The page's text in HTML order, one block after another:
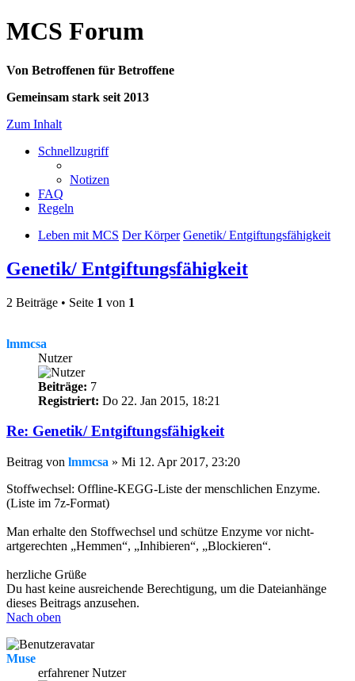
MCS Forum
Von Betroffenen für Betroffene
Gemeinsam stark seit 2013
Zum Inhalt
Schnellzugriff
Notizen
FAQ
Regeln
Leben mit MCS Der Körper Genetik/ Entgiftungsfähigkeit
Genetik/ Entgiftungsfähigkeit
2 Beiträge • Seite 1 von 1
lmmcsa
Nutzer
Beiträge: 7
Registriert: Do 22. Jan 2015, 18:21
Re: Genetik/ Entgiftungsfähigkeit
Beitrag von lmmcsa » Mi 12. Apr 2017, 23:20
Stoffwechsel: Offline-KEGG-Liste der menschlichen Enzyme.
(Liste im 7z-Format)
Man erhalte den Stoffwechsel und schütze Enzyme vor nicht-
artgerechten „Hemmen“, „Inhibieren“, „Blockieren“.
herzliche Grüße
Du hast keine ausreichende Berechtigung, um die Dateianhänge
dieses Beitrags anzusehen.
Nach oben
Muse
erfahrener Nutzer